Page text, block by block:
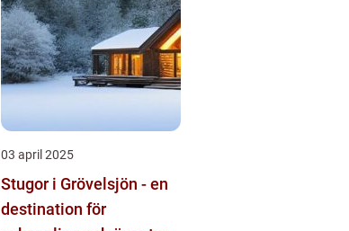
03 april 2025
Stugor i Grövelsjön - en
destination för